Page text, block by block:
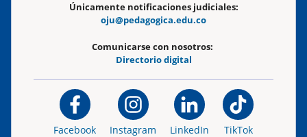
Únicamente notificaciones judiciales:
oju@pedagogica.edu.co
Comunicarse con nosotros:
Directorio digital
Facebook Instagram LinkedIn TikTok